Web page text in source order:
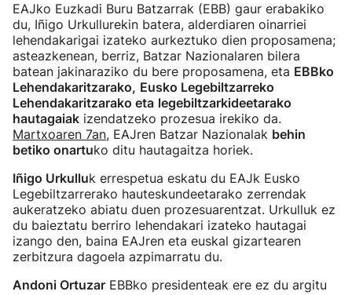
EAJko Euzkadi Buru Batzarrak (EBB) gaur erabakiko
du, Iñigo Urkullurekin batera, alderdiaren oinarriei
lehendakarigai izateko aurkeztuko dien proposamena;
asteazkenean, berriz, Batzar Nazionalaren bilera
batean jakinaraziko du bere proposamena, eta EBBko
Lehendakaritzarako, Eusko Legebiltzarreko
Lehendakaritzarako eta legebiltzarkideetarako
hautagaiak izendatzeko prozesua irekiko da.
Martxoaren 7an, EAJren Batzar Nazionalak behin
betiko onartuko ditu hautagaitza horiek.
Iñigo Urkulluk errespetua eskatu du EAJk Eusko
Legebiltzarrerako hauteskundeetarako zerrendak
aukeratzeko abiatu duen prozesuarentzat. Urkulluk ez
du baieztatu berriro lehendakari izateko hautagai
izango den, baina EAJren eta euskal gizartearen
zerbitzura dagoela azpimarratu du.
Andoni Ortuzar EBBko presidenteak ere ez du argitu